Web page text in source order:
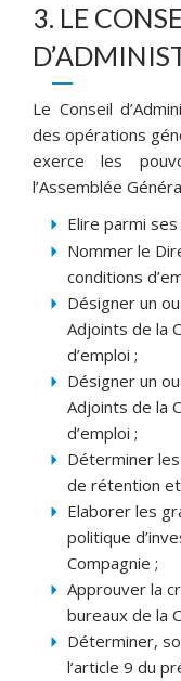
3. LE
Le Conseil
des opérations
exerce les
l’Assemblée
Elire parmi
Nommer le
conditions
Désigner un
Adjoints de la
d’emploi ;
Désigner un
Adjoints de la
d’emploi ;
Déterminer
de rétention
Elaborer les
politique
Compagnie ;
Approuver la
bureaux de la
Déterminer,
l’article 9 du